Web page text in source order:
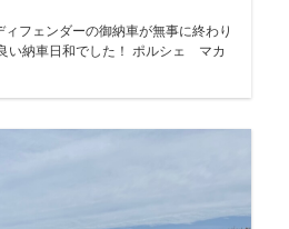
フェンダーの御納車が無事に終わり